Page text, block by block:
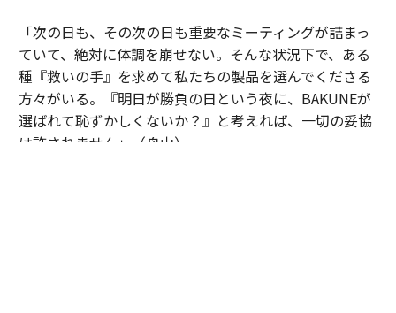
「次の日も、その次の日も重要なミーティングが詰まっ
ていて、絶対に体調を崩せない。そんな状況下で、ある
種『救いの手』を求めて私たちの製品を選んでくださる
方々がいる。『明日が勝負の日という夜に、BAKUNEが
選ばれて恥ずかしくないか？』と考えれば、一切の妥協
は許されません」（舟山）